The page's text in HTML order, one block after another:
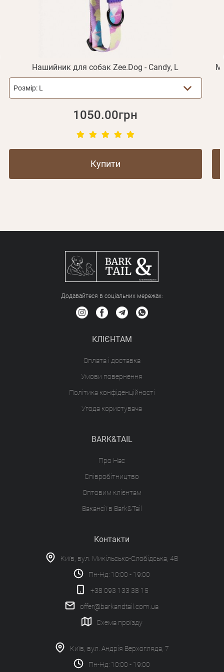
Нашийник для собак Zee.Dog - Candy, L
Розмір: L
1050.00грн
Купити
Додавайтеся в соціальних мережах:
КЛІЄНТАМ
Оплата і доставка
Умови повернення
Політика конфіденційності
Угода користувача
BARK&TAIL
Про Нас
Співробітництво
Оптовим клієнтам
Вакансії в Bark&Tail
Контакти
Київ, вул. Микільсько-Слобідська, 4В
Пн-Нд: 10:00 - 19:00
+38 093 133 38 15
offer@barkandtail.com.ua
Схема проїзду
Київ, вул. Андрія Верхогляда, 7
Пн-Нд: 10:00 - 19:00
Відправити
Реєстрація
або з допомогою
Зареєструватися
Згадали пароль?